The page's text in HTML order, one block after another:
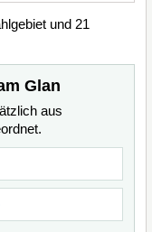
und 21
Glan
aus